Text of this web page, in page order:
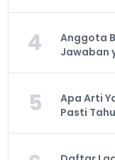
4
Anggota
Jawaban
5
Apa Arti
Pasti